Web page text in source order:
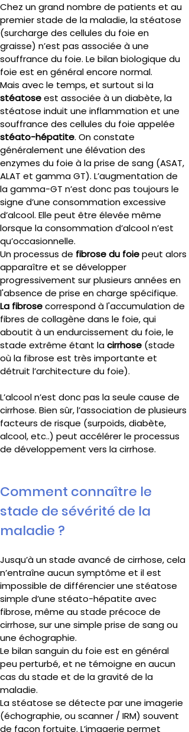
Chez un grand nombre de patients et au
premier stade de la maladie, la stéatose
(surcharge des cellules du foie en
graisse) n’est pas associée à une
souffrance du foie. Le bilan biologique du
foie est en général encore normal.
Mais avec le temps, et surtout si la
stéatose est associée à un diabète, la
stéatose induit une inflammation et une
souffrance des cellules du foie appelée
stéato-hépatite. On constate
généralement une élévation des
enzymes du foie à la prise de sang (ASAT,
ALAT et gamma GT). L’augmentation de
la gamma-GT n’est donc pas toujours le
signe d’une consommation excessive
d’alcool. Elle peut être élevée même
lorsque la consommation d’alcool n’est
qu’occasionnelle.
Un processus de fibrose du foie peut alors
apparaître et se développer
progressivement sur plusieurs années en
l'absence de prise en charge spécifique.
La fibrose correspond à l'accumulation de
fibres de collagène dans le foie, qui
aboutit à un endurcissement du foie, le
stade extrême étant la cirrhose (stade
où la fibrose est très importante et
détruit l’architecture du foie).
L’alcool n’est donc pas la seule cause de
cirrhose. Bien sûr, l’association de plusieurs
facteurs de risque (surpoids, diabète,
alcool, etc..) peut accélérer le processus
de développement vers la cirrhose.
Comment connaître le
stade de sévérité de la
maladie ?
Jusqu’à un stade avancé de cirrhose, cela
n’entraîne aucun symptôme et il est
impossible de différencier une stéatose
simple d’une stéato-hépatite avec
fibrose, même au stade précoce de
cirrhose, sur une simple prise de sang ou
une échographie.
Le bilan sanguin du foie est en général
peu perturbé, et ne témoigne en aucun
cas du stade et de la gravité de la
maladie.
La stéatose se détecte par une imagerie
(échographie, ou scanner / IRM) souvent
de façon fortuite. L’imagerie permet